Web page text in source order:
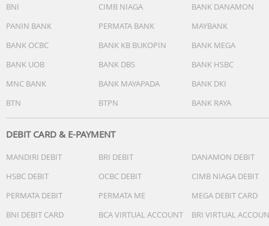
1 unit Grill Pan, 2 unit Glass Kettle
Spesifikasi :
• Voltage : 220
• Colour : Black*
• Hot Pot Dimension : 260 x 260 mm
• Dimension : 670 x 250 x 110 mm
BNI
CIMB NIAGA
BANK DANAMON
PANIN BANK
PERMATA BANK
MAYBANK
BANK OCBC
BANK KB BUKOPIN
BANK MEGA
BANK UOB
BANK DBS
BANK HSBC
MNC BANK
BANK MAYAPADA
BANK DKI
BTN
BTPN BANK RAYA
DEBIT CARD & E-PAYMENT
MANDIRI DEBIT BRI DEBIT
DANAMON DEBIT
HSBC DEBIT
OCBC DEBIT
CIMB NIAGA DEBIT
PERMATA DEBIT
PERMATA ME
MEGA DEBIT CARD
BNI DEBIT CARD
BCA VIRTUAL ACCOUNT
BRI VIRTUAL